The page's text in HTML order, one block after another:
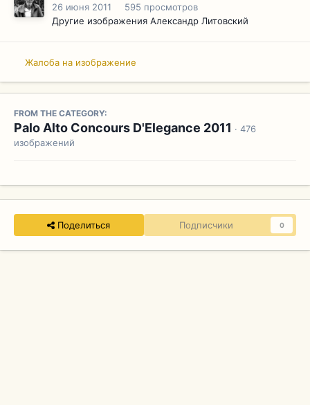
26 июня 2011
595 просмотров
Другие изображения Александр Литовский
Жалоба на изображение
FROM THE CATEGORY:
Palo Alto Concours D'Elegance 2011 · 476
изображений
Поделиться Подписчики 0